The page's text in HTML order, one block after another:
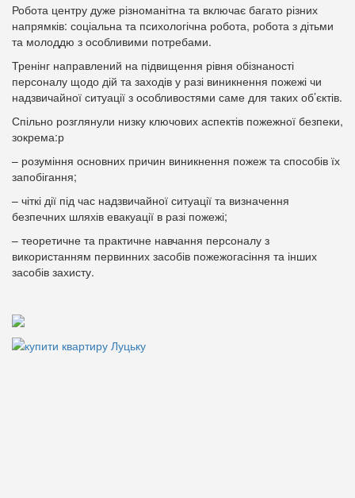
Робота центру дуже різноманітна та включає багато різних
напрямків: соціальна та психологічна робота, робота з дітьми
та молоддю з особливими потребами.
Тренінг направлений на підвищення рівня обізнаності
персоналу щодо дій та заходів у разі виникнення пожежі чи
надзвичайної ситуації з особливостями саме для таких об’єктів.
Спільно розглянули низку ключових аспектів пожежної безпеки,
зокрема:р
– розуміння основних причин виникнення пожеж та способів їх
запобігання;
– чіткі дії під час надзвичайної ситуації та визначення
безпечних шляхів евакуації в разі пожежі;
– теоретичне та практичне навчання персоналу з
використанням первинних засобів пожежогасіння та інших
засобів захисту.